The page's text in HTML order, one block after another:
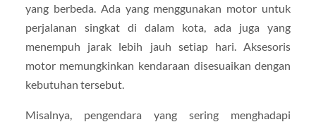
yang berbeda. Ada yang menggunakan motor untuk
perjalanan singkat di dalam kota, ada juga yang
menempuh jarak lebih jauh setiap hari. Aksesoris
motor memungkinkan kendaraan disesuaikan dengan
kebutuhan tersebut.
Misalnya, pengendara yang sering menghadapi